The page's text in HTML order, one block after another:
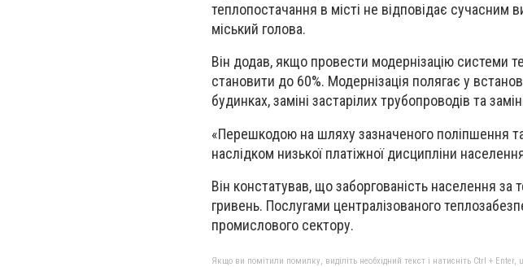
теплопостачання в місті не відповідає сучасним
міський голова.
Він додав, якщо провести модернізацію системи
становити до 60%. Модернізація полягає у
будинках, заміні застарілих трубопроводів та
«Перешкодою на шляху зазначеного поліпшення
наслідком низької платіжної дисципліни
Він констатував, що заборгованість населення
гривень. Послугами централізованого
промислового сектору.
Якщо ви помітили помилку, виділіть необхідний текст і натисніть Ctrl +